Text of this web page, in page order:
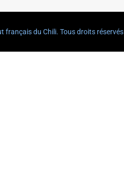
français du Chili. Tous droits réservés